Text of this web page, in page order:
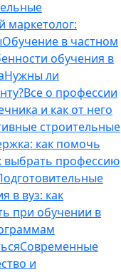
маркетолог:
Обучение в частном
обучения в
Нужны ли
Все о профессии
и как от него
строительные
как помочь
выбрать профессию
в вуз: как
при обучении в
Современные
и